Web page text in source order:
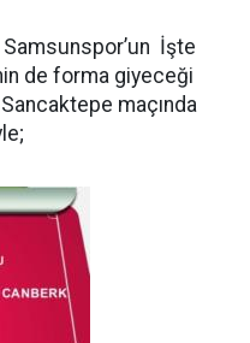
Samsunspor’un İşte
de forma giyeceği
Sancaktepe maçında